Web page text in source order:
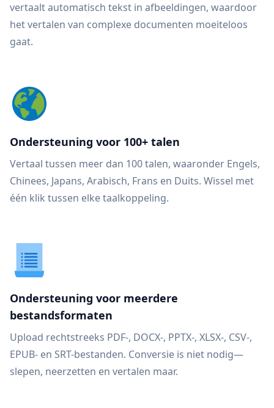
vertaalt automatisch tekst in afbeeldingen, waardoor
het vertalen van complexe documenten moeiteloos
gaat.
Ondersteuning voor 100+ talen
Vertaal tussen meer dan 100 talen, waaronder Engels,
Chinees, Japans, Arabisch, Frans en Duits. Wissel met
één klik tussen elke taalkoppeling.
Ondersteuning voor meerdere
bestandsformaten
Upload rechtstreeks PDF-, DOCX-, PPTX-, XLSX-, CSV-,
EPUB- en SRT-bestanden. Conversie is niet nodig—
slepen, neerzetten en vertalen maar.